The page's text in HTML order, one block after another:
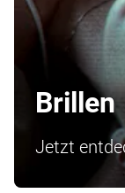
Brillen
Jetzt